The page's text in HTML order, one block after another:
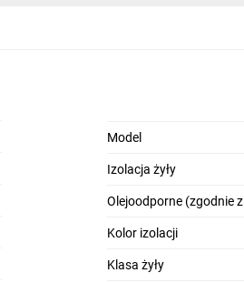
Model
Izolacja żyły
Olejoodporne (zgodnie
Kolor izolacji
Klasa żyły